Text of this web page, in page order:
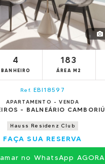
4
BANHEIRO
183
ÁREA M2
Ref. EBI18597
APARTAMENTO - VENDA
- BALNEÁRIO CAMBORIÚ
Hauss Residenz Club
FAÇA SUA RESERVA
no WhatsApp AGORA